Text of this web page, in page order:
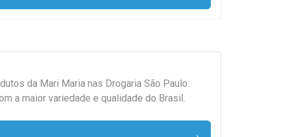
da Mari Maria nas Drogaria São Paulo.
a maior variedade e qualidade do Brasil.